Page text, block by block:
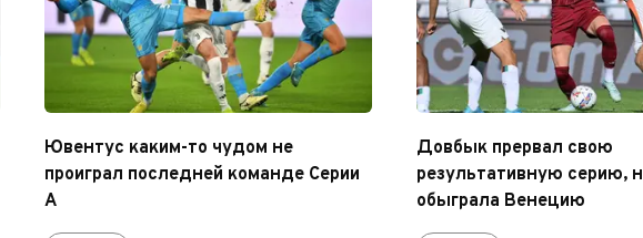
Ювентус каким-то чудом не
проиграл последней команде Серии
А
Довбык прервал свою
результативную серию,
обыграла Венецию